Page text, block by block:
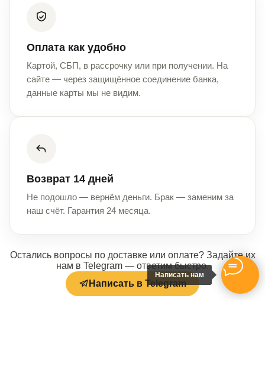
Оплата как удобно
Картой, СБП, в рассрочку или при получении. На
сайте — через защищённое соединение банка,
данные карты мы не видим.
Возврат 14 дней
Не подошло — вернём деньги. Брак — заменим за
наш счёт. Гарантия 24 месяца.
Остались вопросы по доставке или оплате? Задайте их
нам в Telegram — ответим быстро.
Написать в Telegram
Написать нам